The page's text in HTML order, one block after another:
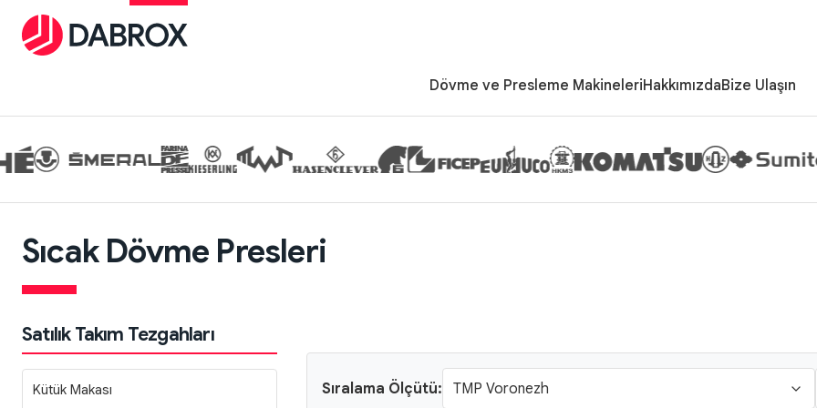
Dövme ve Presleme MakineleriHakkımızdaBize Ulaşın
Sıcak Dövme Presleri
Satılık Takım Tezgahları
Kütük Makası Sıralama Ölçütü: